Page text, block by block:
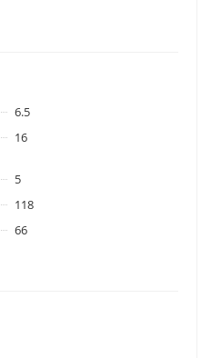
6.5
16
5
118
66